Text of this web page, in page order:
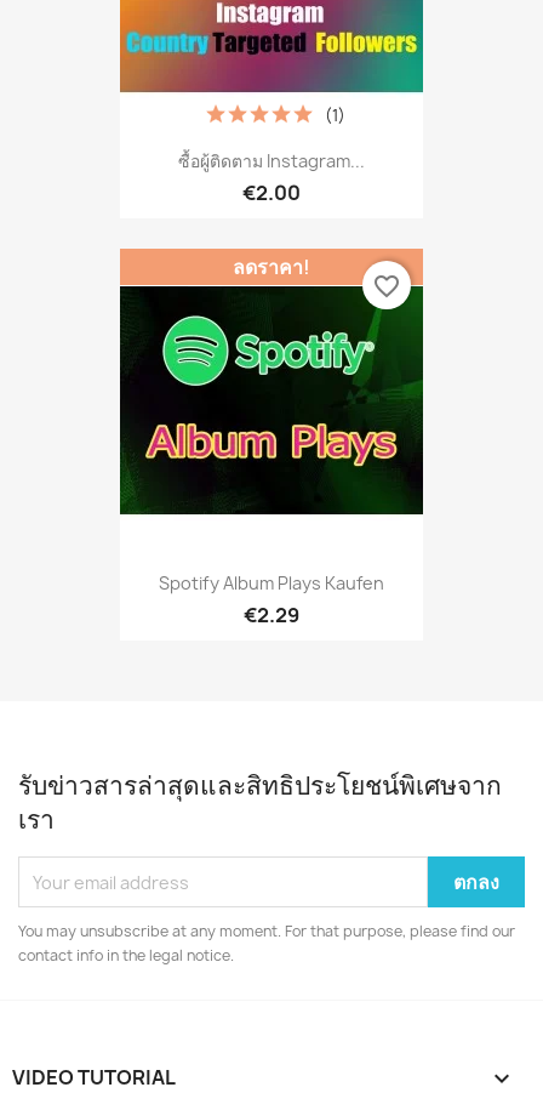
ซื้อผู้ติดตาม Instagram...
€2.00
(1)
Spotify Album Plays Kaufen
€2.29
ลดราคา!
favorite_border
รับข่าวสารล่าสุดและสิทธิประโยชน์พิเศษจาก
เรา
You may unsubscribe at any moment. For that purpose, please find our
contact info in the legal notice.
VIDEO TUTORIAL 